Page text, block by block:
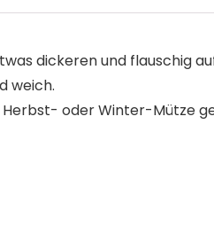
dickeren und flauschig
weich.
Herbst- oder Winter-Mütze